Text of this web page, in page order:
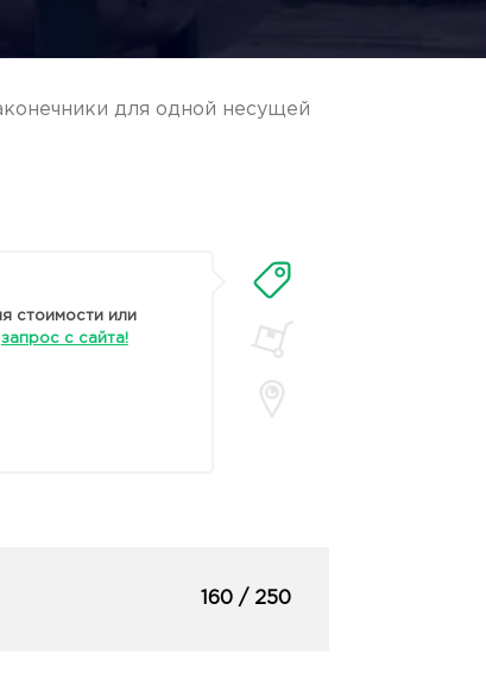
для одной несущей
стоимости или
запрос с сайта!
160 / 250